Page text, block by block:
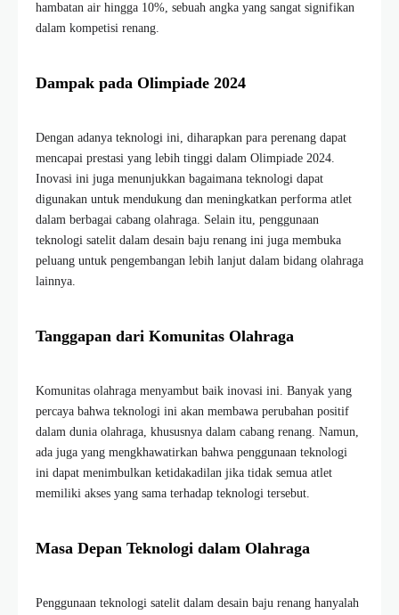
hambatan air hingga 10%, sebuah angka yang sangat signifikan
dalam kompetisi renang.
Dampak pada Olimpiade 2024
Dengan adanya teknologi ini, diharapkan para perenang dapat
mencapai prestasi yang lebih tinggi dalam Olimpiade 2024.
Inovasi ini juga menunjukkan bagaimana teknologi dapat
digunakan untuk mendukung dan meningkatkan performa atlet
dalam berbagai cabang olahraga. Selain itu, penggunaan
teknologi satelit dalam desain baju renang ini juga membuka
peluang untuk pengembangan lebih lanjut dalam bidang olahraga
lainnya.
Tanggapan dari Komunitas Olahraga
Komunitas olahraga menyambut baik inovasi ini. Banyak yang
percaya bahwa teknologi ini akan membawa perubahan positif
dalam dunia olahraga, khususnya dalam cabang renang. Namun,
ada juga yang mengkhawatirkan bahwa penggunaan teknologi
ini dapat menimbulkan ketidakadilan jika tidak semua atlet
memiliki akses yang sama terhadap teknologi tersebut.
Masa Depan Teknologi dalam Olahraga
Penggunaan teknologi satelit dalam desain baju renang hanyalah